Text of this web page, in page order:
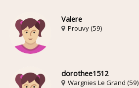
Valere
Prouvy (59)
dorothee1512
Wargnies Le Grand (59)